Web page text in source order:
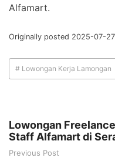
Alfamart.
Originally posted 2025-07-
# Lowongan Kerja Lamongan
Lowongan
Staff Alfamart di
Previous Post